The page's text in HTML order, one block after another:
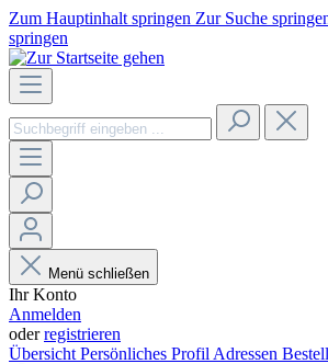
Zum Hauptinhalt springen Zur Suche
springen
Menü schließen
Ihr Konto
Anmelden
oderregistrieren
Übersicht Persönliches Profil Adressen